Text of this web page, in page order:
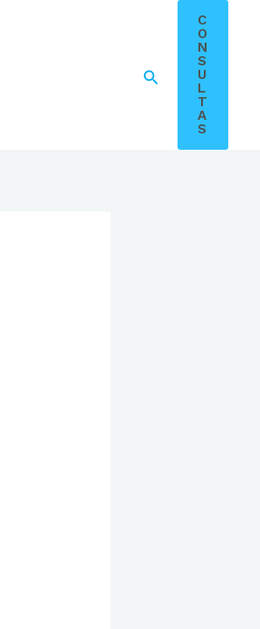
Buscar
C
O
N
S
U
L
T
A
S